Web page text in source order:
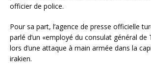
officier de police.
Pour sa part, l’agence de presse officielle
parlé d’un «employé du consulat général de
lors d’une attaque à main armée dans la
irakien.